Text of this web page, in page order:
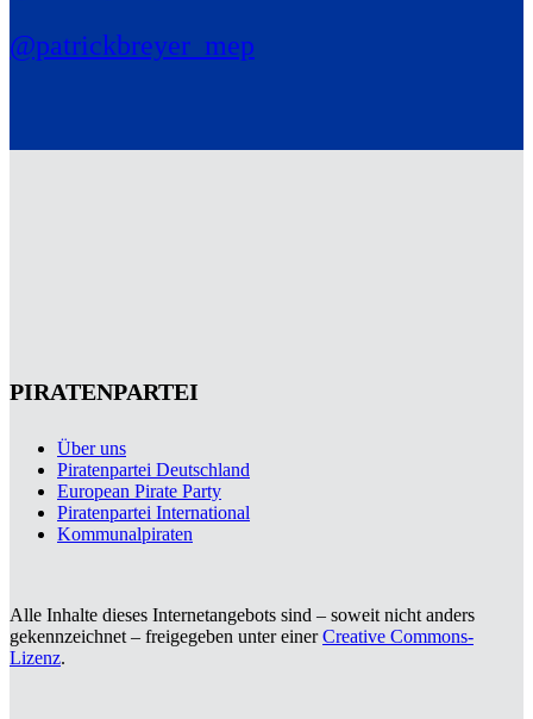
@patrickbreyer_mep
PIRATENPARTEI
Über uns
Piratenpartei Deutschland
European Pirate Party
Piratenpartei International
Kommunalpiraten
Alle Inhalte dieses Internetangebots sind – soweit nicht anders
gekennzeichnet – freigegeben unter einerCreative Commons-
Lizenz.